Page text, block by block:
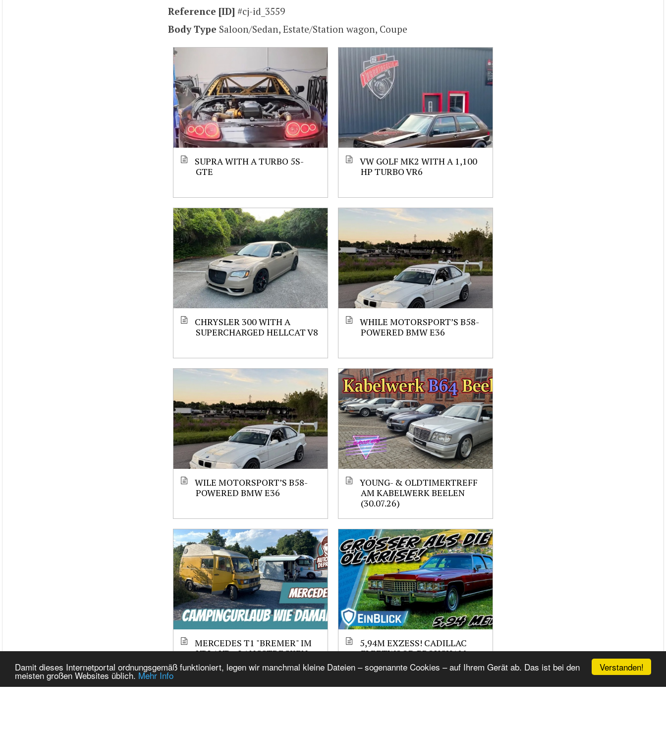
Verstanden!
Damit dieses Internetportal ordnungsgemäß funktioniert, legen wir manchmal kleine Dateien – sogenannte Cookies – auf Ihrem Gerät ab. Das ist bei den
meisten großen Websites üblich. Mehr Info
Reference [ID] #cj-id_3559
Body Type Saloon/Sedan, Estate/Station wagon, Coupe
SUPRA WITH A TURBO 5S-
GTE
VW GOLF MK2 WITH A 1,100
HP TURBO VR6
CHRYSLER 300 WITH A
SUPERCHARGED HELLCAT V8
WHILE MOTORSPORT’S B58-
POWERED BMW E36
WILE MOTORSPORT’S B58-
POWERED BMW E36
YOUNG- & OLDTIMERTREFF
AM KABELWERK BEELEN
(30.07.26)
MERCEDES T1 "BREMER" IM
URLAUB – LANGSTRECKEN-
TEST UND CAMPING-
ERFAHRUNGEN. WAR ES EIN
TRAUMURLAUB?
5,94M EXZESS! CADILLAC
FLEETWOOD BROUGHAM
(1974) - HÖCHSTER
KOMFORT ODER ABSOLUTE
ÜBERTREIBUNG?